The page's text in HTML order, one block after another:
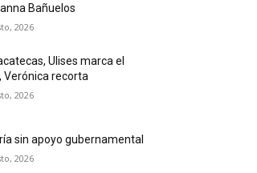
Bañuelos
2026
Ulises marca el
Verónica recorta
2026
sin apoyo gubernamental
2026